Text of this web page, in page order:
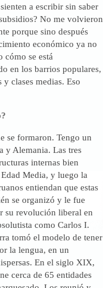
a escribir sin saber
No me volvieron
porque sino después
económico ya no
se está
en los barrios populares,
clases medias. Eso
se formaron. Tengo un
y Alemania. Las tres
internas bien
Media, y luego la
entiendan que estas
se organizó y le fue
su revolución liberal en
como Carlos I.
tomó el modelo de tener
la lengua, en un
En el siglo XIX,
cerca de 65 entidades